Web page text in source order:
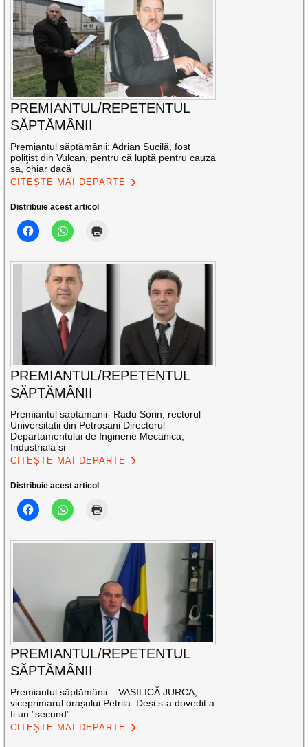
PREMIANTUL/REPETENTUL
SĂPTĂMÂNII
Premiantul săptămânii: Adrian Sucilă, fost
poliţist din Vulcan, pentru că luptă pentru cauza
sa, chiar dacă
CITEȘTE MAI DEPARTE
Distribuie acest articol
PREMIANTUL/REPETENTUL
SĂPTĂMÂNII
Premiantul saptamanii- Radu Sorin, rectorul
Universitatii din Petrosani Directorul
Departamentului de Inginerie Mecanica,
Industriala si
CITEȘTE MAI DEPARTE
Distribuie acest articol
PREMIANTUL/REPETENTUL
SĂPTĂMÂNII
Premiantul săptămânii – VASILICĂ JURCA,
viceprimarul orașului Petrila. Deși s-a dovedit a
fi un ”secund”
CITEȘTE MAI DEPARTE